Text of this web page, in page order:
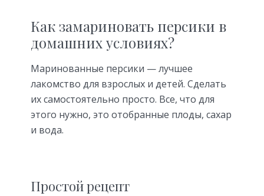
Как замариновать персики в
домашних условиях?
Маринованные персики — лучшее
лакомство для взрослых и детей. Сделать
их самостоятельно просто. Все, что для
этого нужно, это отобранные плоды, сахар
и вода.
Простой рецепт